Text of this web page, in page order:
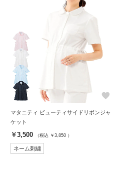
favorite
マタニティ ビューティサイドリボンジャ
ケット
￥3,500 （税込 ￥3,850 ）
ネーム刺繍